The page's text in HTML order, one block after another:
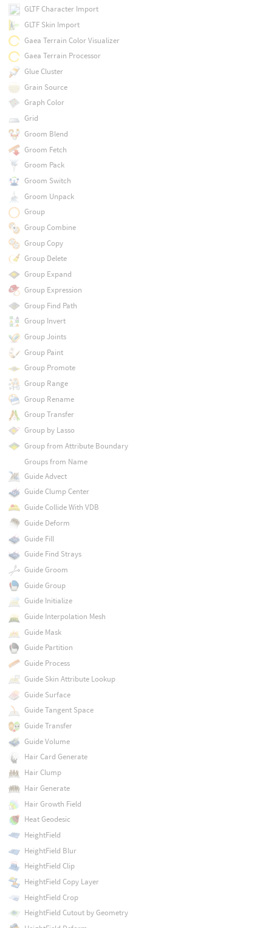
GLTF Character Import
GLTF Skin Import
Gaea Terrain Color Visualizer
Gaea Terrain Processor
Glue Cluster
Grain Source
Graph Color
Grid
Groom Blend
Groom Fetch
Groom Pack
Groom Switch
Groom Unpack
Group
Group Combine
Group Copy
Group Delete
Group Expand
Group Expression
Group Find Path
Group Invert
Group Joints
Group Paint
Group Promote
Group Range
Group Rename
Group Transfer
Group by Lasso
Group from Attribute Boundary
Groups from Name
Guide Advect
Guide Clump Center
Guide Collide With VDB
Guide Deform
Guide Fill
Guide Find Strays
Guide Groom
Guide Group
Guide Initialize
Guide Interpolation Mesh
Guide Mask
Guide Partition
Guide Process
Guide Skin Attribute Lookup
Guide Surface
Guide Tangent Space
Guide Transfer
Guide Volume
Hair Card Generate
Hair Clump
Hair Generate
Hair Growth Field
Heat Geodesic
HeightField
HeightField Blur
HeightField Clip
HeightField Copy Layer
HeightField Crop
HeightField Cutout by Geometry